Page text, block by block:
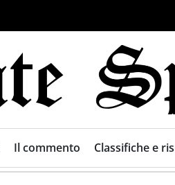
Il commento Classifiche e